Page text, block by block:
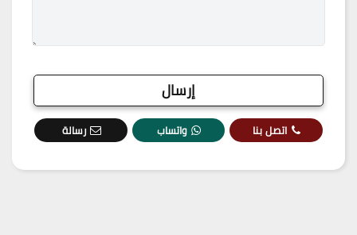
اتصل بنا واتساب رسالة